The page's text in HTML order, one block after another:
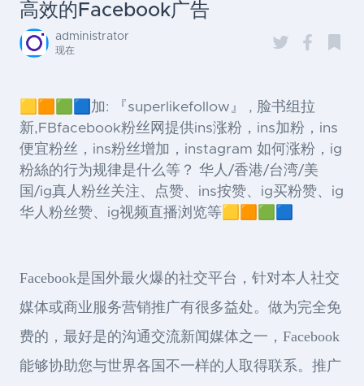
高效的Facebook广告
administrator
现在
🟨🟧🟩🟦加: 『superlikefollow』 , 脸书组拉
新,FBfacebook粉丝网提供ins涨粉，ins加粉，ins
便宜粉丝，ins粉丝增加，instagram 如何涨粉，ig
粉絲的行为规律是什么等？ 华人/香港/台湾/美
国/ig真人粉丝关注、点赞、ins按赞、ig买粉赞、ig
华人粉丝赞、ig视频直播浏览等🟨🟧🟩🟦
Facebook是国外最火爆的社交平台，针对本人社交
媒体或商业服务营销推广有很多益处。做为完全免
费的，最好是的沟通交流新闻媒体之一，Facebook
能够协助您与世界各国不一样的人取得联系。推广